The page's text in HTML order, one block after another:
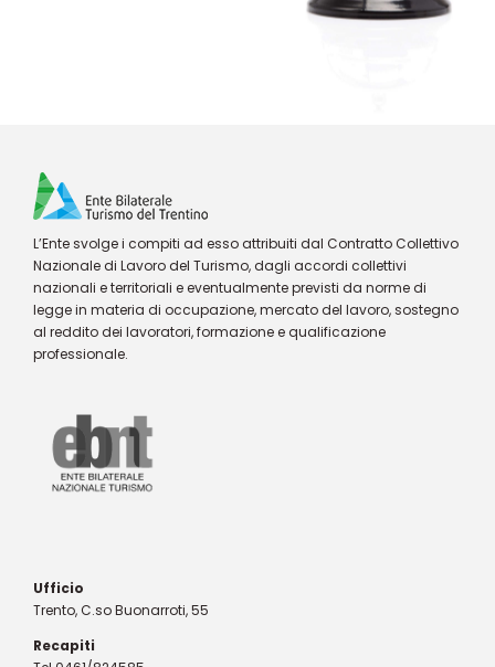
L’Ente svolge i compiti ad esso attribuiti dal Contratto Collettivo
Nazionale di Lavoro del Turismo, dagli accordi collettivi
nazionali e territoriali e eventualmente previsti da norme di
legge in materia di occupazione, mercato del lavoro, sostegno
al reddito dei lavoratori, formazione e qualificazione
professionale.
Ufficio
Trento, C.so Buonarroti, 55
Recapiti